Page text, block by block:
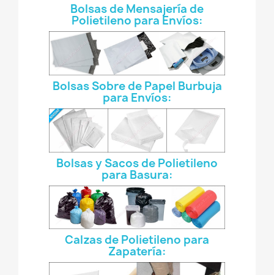
Bolsas de Mensajería de
Polietileno para Envíos:
Bolsas Sobre de Papel Burbuja
para Enví­os:
Bolsas y Sacos de Polietileno
para Basura:
Calzas de Polietileno para
Zapatería: